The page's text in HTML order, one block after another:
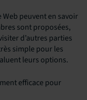
Web peuvent en savoir
sont proposées,
d’autres parties
simple pour les
leurs options.
efficace pour